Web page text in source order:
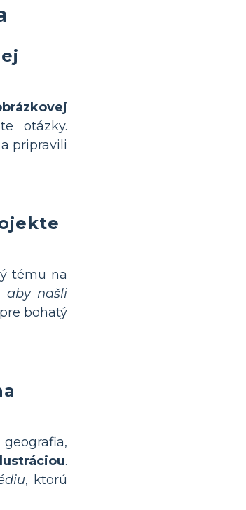
otázky.
pripravili
tému na
aby našli
bohatý
.
, ktorú